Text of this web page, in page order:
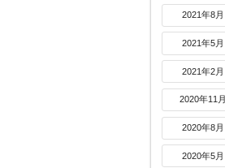
2021年8月
2021年5月
2021年2月
2020年11月
2020年8月
2020年5月